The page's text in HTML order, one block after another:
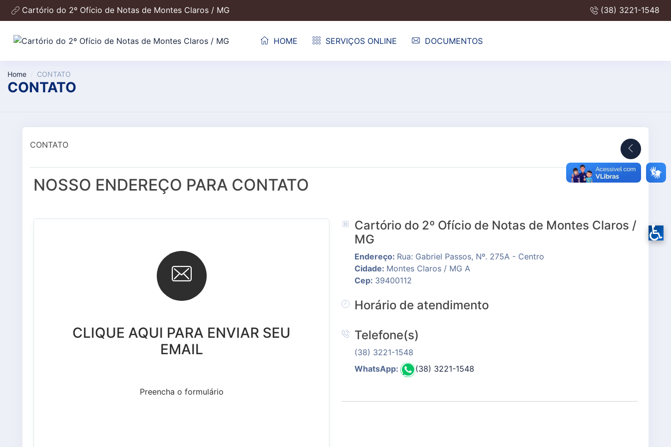
Cartório do 2º Ofício de Notas de Montes Claros / MG (38) 3221-1548
HOME SERVIÇOS ONLINE DOCUMENTOS
Home CONTATO
CONTATO
CONTATO
NOSSO ENDEREÇO PARA CONTATO
CLIQUE AQUI PARA ENVIAR SEU
EMAIL
Preencha o formulário
Cartório do 2º Ofício de Notas de Montes Claros /
MG
Endereço: Rua: Gabriel Passos, Nº. 275A - Centro
Cidade: Montes Claros / MG A
Cep: 39400112
Horário de atendimento
Telefone(s)
(38) 3221-1548
WhatsApp:
(38) 3221-1548
♿